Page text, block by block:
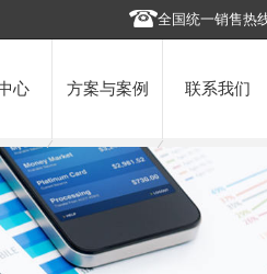
全国统一销售热
心 方案与案例 联系我们